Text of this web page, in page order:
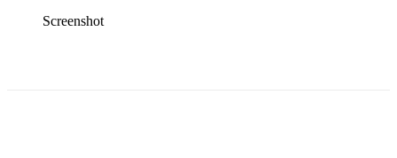
Screenshot